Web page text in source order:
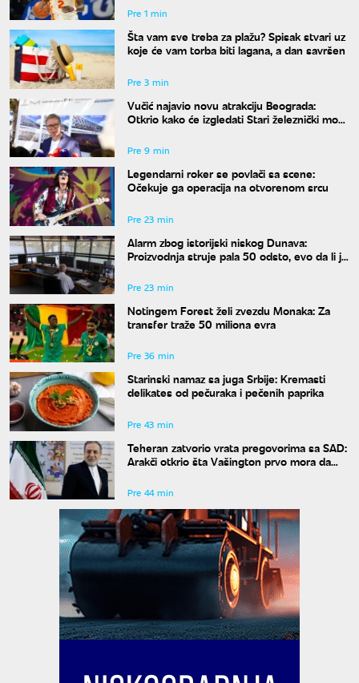
Pre 1 min
Šta vam sve treba za plažu? Spisak stvari uz
koje će vam torba biti lagana, a dan savršen
Pre 3 min
Vučić najavio novu atrakciju Beograda:
Otkrio kako će izgledati Stari železnički most
Pre 9 min
Legendarni roker se povlači sa scene:
Očekuje ga operacija na otvorenom srcu
Pre 23 min
Alarm zbog istorijski niskog Dunava:
Proizvodnja struje pala 50 odsto, evo da li je
Pre 23 min
Notingem Forest želi zvezdu Monaka: Za
transfer traže 50 miliona evra
Pre 36 min
Starinski namaz sa juga Srbije: Kremasti
delikates od pečuraka i pečenih paprika
Pre 43 min
Teheran zatvorio vrata pregovorima sa SAD:
Arakči otkrio šta Vašington prvo mora da
Pre 44 min